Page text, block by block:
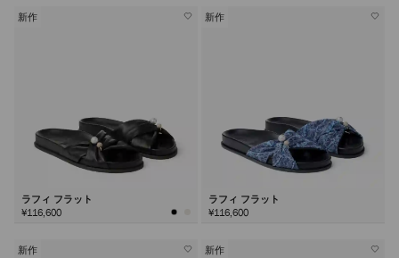
新作
ラフィ フラット
¥116,600
新作
ラフィ フラット
¥116,600
新作 新作